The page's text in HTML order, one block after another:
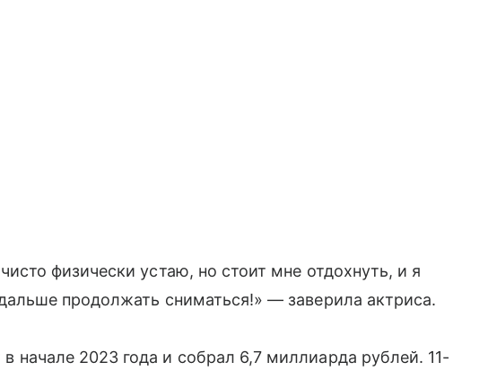
физически устаю, но стоит мне отдохнуть, и я
продолжать сниматься!» — заверила актриса.
начале 2023 года и собрал 6,7 миллиарда рублей. 11-